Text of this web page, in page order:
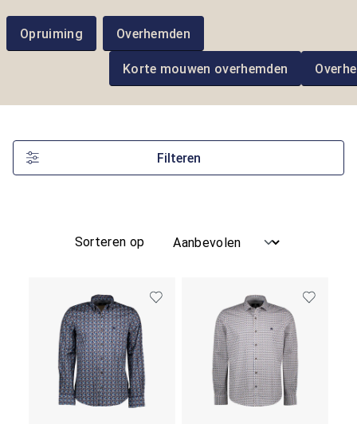
Opruiming Overhemden
Korte mouwen overhemden
Filteren
Sorteren op